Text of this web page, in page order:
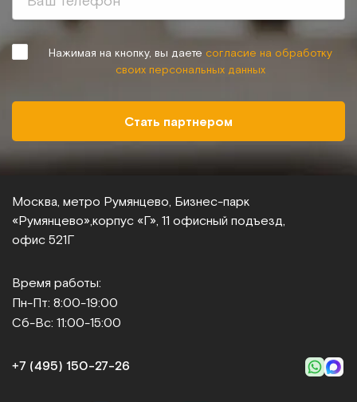
Нажимая на кнопку, вы даете согласие на обработку
своих персональных данных
Стать партнером
Москва, метро Румянцево, Бизнес‑парк
«Румянцево», корпус «Г», 11 офисный подъезд,
офис 521Г
Время работы:
Пн-Пт: 8:00-19:00
Сб-Вс: 11:00-15:00
+7 (495) 150‑27‑26